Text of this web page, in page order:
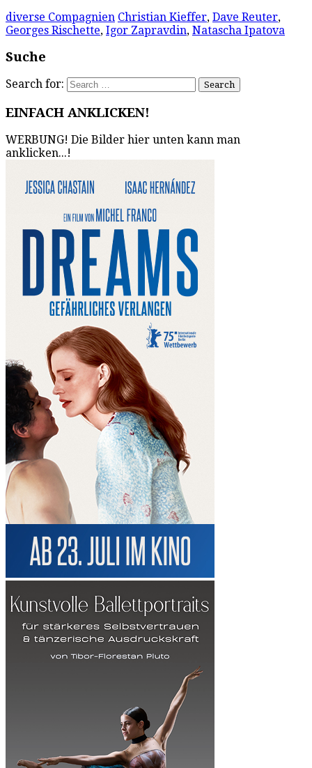
diverse Compagnien Christian Kieffer, Dave Reuter,
Georges Rischette, Igor Zapravdin, Natascha Ipatova
Suche
Search for:
EINFACH ANKLICKEN!
WERBUNG! Die Bilder hier unten kann man
anklicken...!